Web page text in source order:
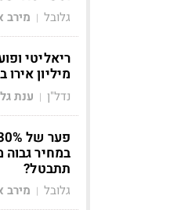
גלובל | מירב
מיליון
נדל"ן | ענת
במחיר
תתבטל?
גלובל | מירב